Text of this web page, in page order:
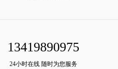
13419890975
24小时在线 随时为您服务